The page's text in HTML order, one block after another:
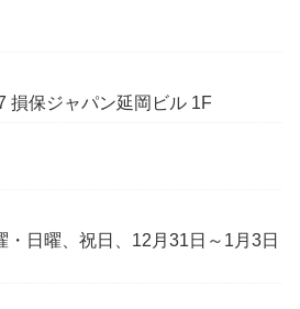
損保ジャパン延岡ビル 1F
・日曜、祝日、12月31日～1月3日